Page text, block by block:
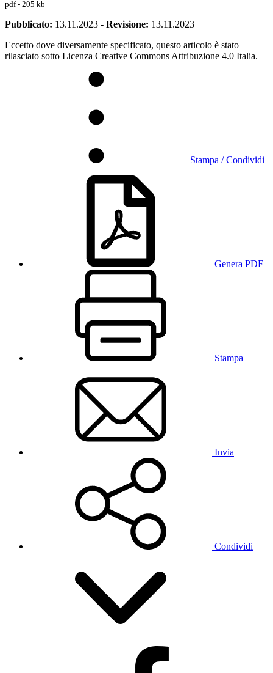
pdf - 205 kb
Pubblicato: 13.11.2023 - Revisione: 13.11.2023
Eccetto dove diversamente specificato, questo articolo è stato
rilasciato sotto Licenza Creative Commons Attribuzione 4.0 Italia.
Stampa / Condividi
Genera PDF
Stampa
Invia
Condividi